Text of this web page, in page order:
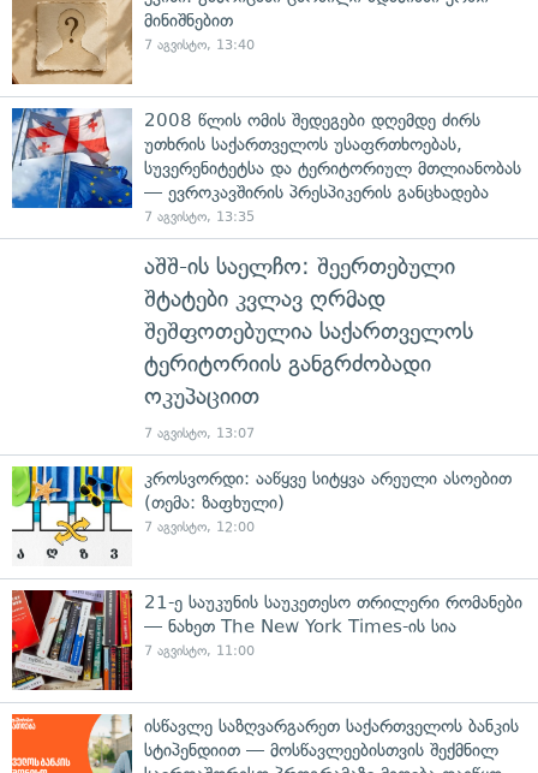
მინიშნებით
7 აგვისტო, 13:40
2008 წლის ომის შედეგები დღემდე ძირს
უთხრის საქართველოს უსაფრთხოებას,
სუვერენიტეტსა და ტერიტორიულ მთლიანობას
— ევროკავშირის პრესპიკერის განცხადება
7 აგვისტო, 13:35
აშშ-ის საელჩო: შეერთებული
შტატები კვლავ ღრმად
შეშფოთებულია საქართველოს
ტერიტორიის განგრძობადი
ოკუპაციით
7 აგვისტო, 13:07
კროსვორდი: ააწყვე სიტყვა არეული ასოებით
(თემა: ზაფხული)
7 აგვისტო, 12:00
21-ე საუკუნის საუკეთესო თრილერი რომანები
— ნახეთ The New York Times-ის სია
7 აგვისტო, 11:00
ისწავლე საზღვარგარეთ საქართველოს ბანკის
სტიპენდიით — მოსწავლეებისთვის შექმნილ